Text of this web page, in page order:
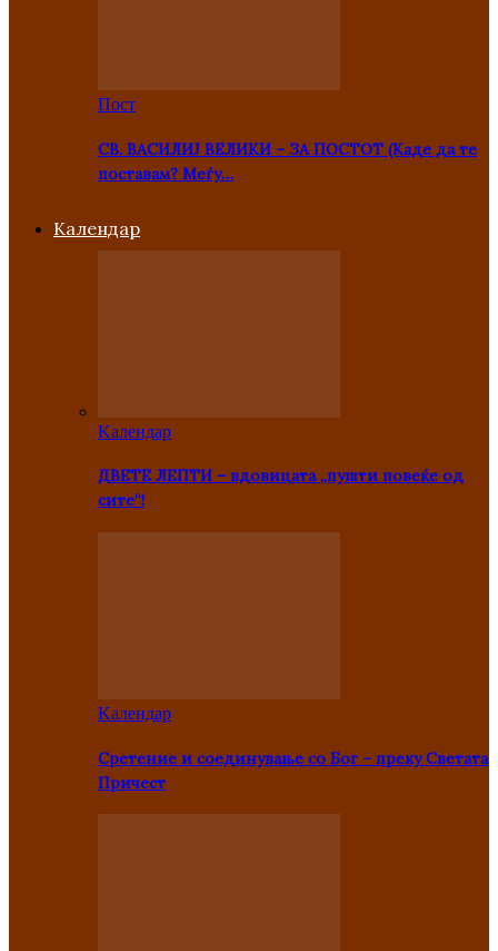
Пост
СВ. ВАСИЛИЈ ВЕЛИКИ – ЗА ПОСТОТ (Каде да те
поставам? Меѓу…
Kалендар
Kалендар
ДВЕТЕ ЛЕПТИ – вдовицата „пушти повеќе од
сите“!
Kалендар
Сретение и соединување со Бог – преку Светата
Причест